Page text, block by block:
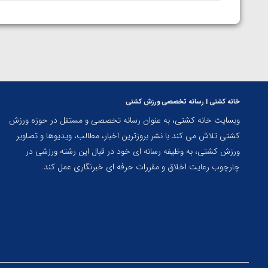
خانه کشتی | رسانه تخصصی ورزش کشتی
وبسایت خانه کشتی، به عنوان رسانه تخصصی و مستقل در حوزه ورزش
کشتی تلاش می کند با نشر بروزترین اخبار، مطالب، ویدیوها و تصاویر
ورزش کشتی، به وظیفه رسانه ای خود در قبال این رشته ورزشی در
چارچوب رعایت اخلاق و مقررات حرفه ای خبرنگاری عمل کند.